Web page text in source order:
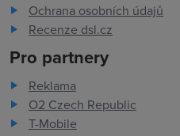
Ochrana osobních údajů
Recenze dsl.cz
Pro partnery
Reklama
O2 Czech Republic
T-Mobile